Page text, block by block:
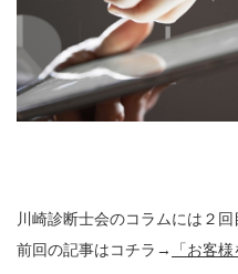
川崎診断士会のコラムには２
前回の記事はコチラ→
「お客